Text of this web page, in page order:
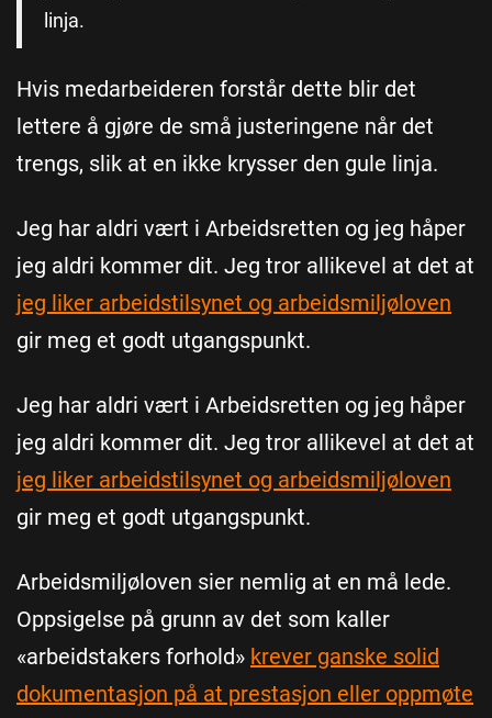
linja.
Hvis medarbeideren forstår dette blir det
lettere å gjøre de små justeringene når det
trengs, slik at en ikke krysser den gule linja.
Jeg har aldri vært i Arbeidsretten og jeg håper
jeg aldri kommer dit. Jeg tror allikevel at det at
jeg liker arbeidstilsynet og arbeidsmiljøloven
gir meg et godt utgangspunkt.
Jeg har aldri vært i Arbeidsretten og jeg håper
jeg aldri kommer dit. Jeg tror allikevel at det at
jeg liker arbeidstilsynet og arbeidsmiljøloven
gir meg et godt utgangspunkt.
Arbeidsmiljøloven sier nemlig at en må lede.
Oppsigelse på grunn av det som kaller
«arbeidstakers forhold» krever ganske solid
dokumentasjon på at prestasjon eller oppmøte